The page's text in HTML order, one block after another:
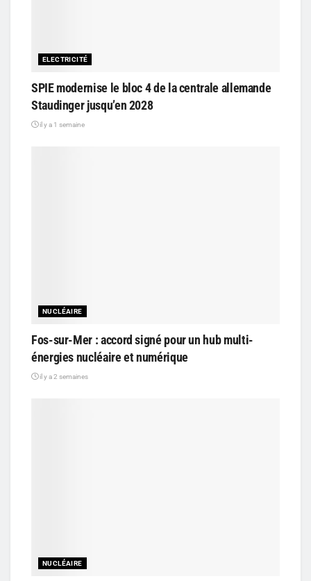
ELECTRICITÉ
SPIE modernise le bloc 4 de la centrale allemande
Staudinger jusqu’en 2028
il y a 1 semaine
NUCLÉAIRE
Fos-sur-Mer : accord signé pour un hub multi-
énergies nucléaire et numérique
il y a 2 semaines
NUCLÉAIRE